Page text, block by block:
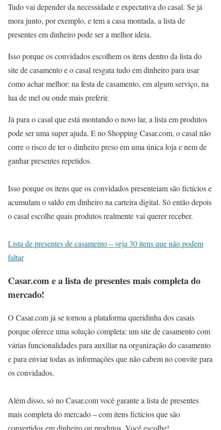
Tudo vai depender da necessidade e expectativa do casal. Se já
mora junto, por exemplo, e tem a casa montada, a lista de
presentes em dinheiro pode ser a melhor ideia.
Isso porque os convidados escolhem os itens dentro da lista do
site de casamento e o casal resgata tudo em dinheiro para usar
como achar melhor: na festa de casamento, em algum serviço, na
lua de mel ou onde mais preferir.
Já para o casal que está montando o novo lar, a lista em produtos
pode ser uma super ajuda. E no Shopping Casar.com, o casal não
corre o risco de ter o dinheiro preso em uma única loja e nem de
ganhar presentes repetidos.
Isso porque os itens que os convidados presenteiam são fictícios e
acumulam o saldo em dinheiro na carteira digital. Só então depois
o casal escolhe quais produtos realmente vai querer receber.
Lista de presentes de casamento – veja 30 itens que não podem
faltar
Casar.com e a lista de presentes mais completa do
mercado!
O Casar.com já se tornou a plataforma queridinha dos casais
porque oferece uma solução completa: um site de casamento com
várias funcionalidades para auxiliar na organização do casamento
e para enviar todas as informações que não cabem no convite para
os convidados.
Além disso, só no Casar.com você garante a lista de presentes
mais completa do mercado – com itens fictícios que são
convertidos em dinheiro ou produtos. Você escolhe!